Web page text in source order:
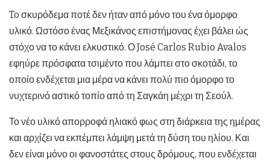
To σκυρόδεμα ποτέ δεν ήταν από μόνο του ένα όμορφο
υλικό. Ωστόσο ένας Μεξικάνος επιστήμονας έχει βάλει ώς
στόχο να το κάνει ελκυστικό. Ο José Carlos Rubio Avalos
εφηύρε πρόσφατα τσιμέντο που λάμπει στο σκοτάδι, το
οποίο ενδέχεται μια μέρα να κάνει πολύ πιο όμορφο το
νυχτερινό αστικό τοπίο από τη Σαγκάη μέχρι τη Σεούλ.
Το νέο υλικό απορροφά ηλιακό φως στη διάρκεια της ημέρας
και αρχίζει να εκπέμπει λάμψη μετά τη δύση του ηλίου. Και
δεν είναι μόνο οι φανοστάτες στους δρόμους, που ενδέχεται